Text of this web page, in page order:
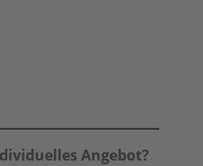
Angebot?